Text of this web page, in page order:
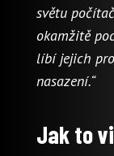
světu
okamžitě
líbí jejich
nasazení.“
Jak to